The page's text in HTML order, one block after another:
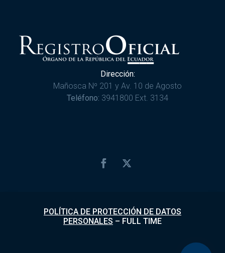
Dirección:
Mañosca Nº 201 y Av. 10 de Agosto
Teléfono: 3941800 Ext. 3134
POLÍTICA DE PROTECCIÓN DE DATOS
PERSONALES – FULL TIME